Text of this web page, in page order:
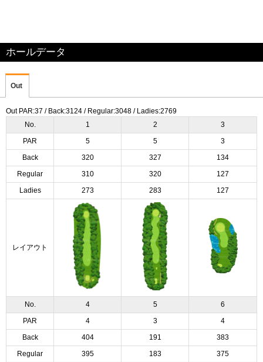
ホールデータ
Out
Out PAR:37 / Back:3124 / Regular:3048 / Ladies:2769
No.
1 2 3
PAR 5 5 3
Back 320 327 134
Regular 310 320 127
Ladies 273 283 127
レイアウト
No. 4 5 6
PAR 4 3 4
Back 404 191 383
Regular 395 183 375